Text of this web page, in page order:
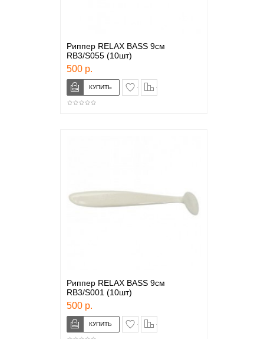
Риппер RELAX BASS 9см
RB3/S055 (10шт)
500 р.
в закладки
Риппер RELAX BASS 9см
RB3/S001 (10шт)
500 р.
в закладки